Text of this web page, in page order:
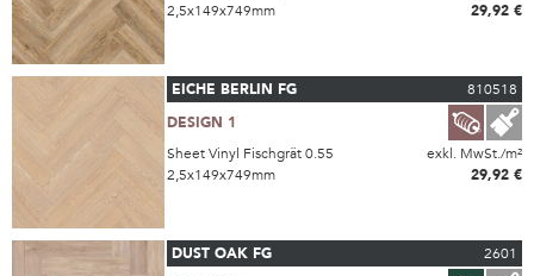
2,5x149x749mm
29,92 €
EICHE BERLIN FG
810518
DESIGN 1
Sheet Vinyl Fischgrät 0.55
exkl. MwSt./m²
2,5x149x749mm
29,92 €
DUST OAK FG
2601